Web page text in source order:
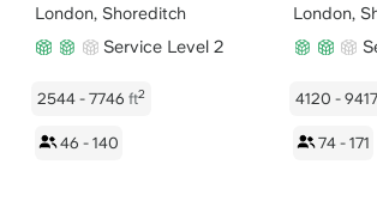
London, Shoreditch
Service Level 2
2544 - 7746 ft2
46 - 140
London,
4120 - 9417
74 - 171